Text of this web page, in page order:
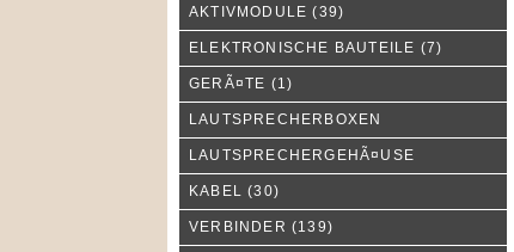
AKTIVMODULE (39)
ELEKTRONISCHE BAUTEILE (7)
GERÃ¤TE (1)
LAUTSPRECHERBOXEN
LAUTSPRECHERGEHÃ¤USE
KABEL (30)
VERBINDER (139)